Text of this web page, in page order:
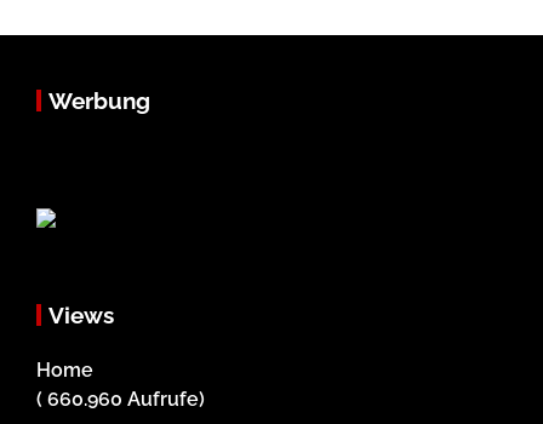
Werbung
Views
Home
( 660.960 Aufrufe)